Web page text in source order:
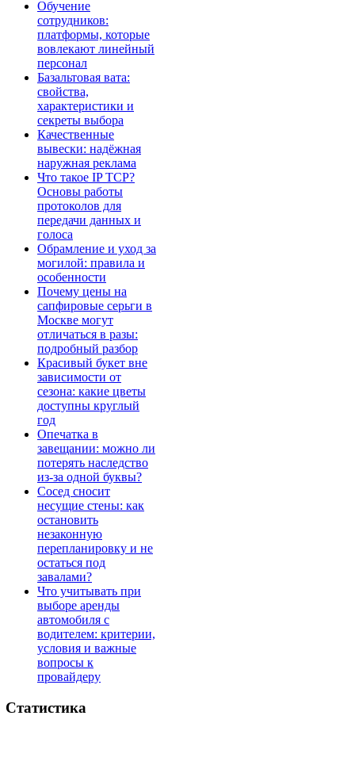
Обучение
сотрудников:
платформы, которые
вовлекают линейный
персонал
Базальтовая вата:
свойства,
характеристики и
секреты выбора
Качественные
вывески: надёжная
наружная реклама
Что такое IP TCP?
Основы работы
протоколов для
передачи данных и
голоса
Обрамление и уход за
могилой: правила и
особенности
Почему цены на
сапфировые серьги в
Москве могут
отличаться в разы:
подробный разбор
Красивый букет вне
зависимости от
сезона: какие цветы
доступны круглый
год
Опечатка в
завещании: можно ли
потерять наследство
из-за одной буквы?
Сосед сносит
несущие стены: как
остановить
незаконную
перепланировку и не
остаться под
завалами?
Что учитывать при
выборе аренды
автомобиля с
водителем: критерии,
условия и важные
вопросы к
провайдеру
Статистика